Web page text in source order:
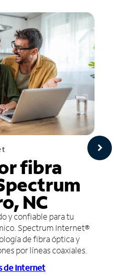
fibra
NC
y confiable para tu
Spectrum Internet®
de fibra óptica y
por líneas coaxiales.
de Internet